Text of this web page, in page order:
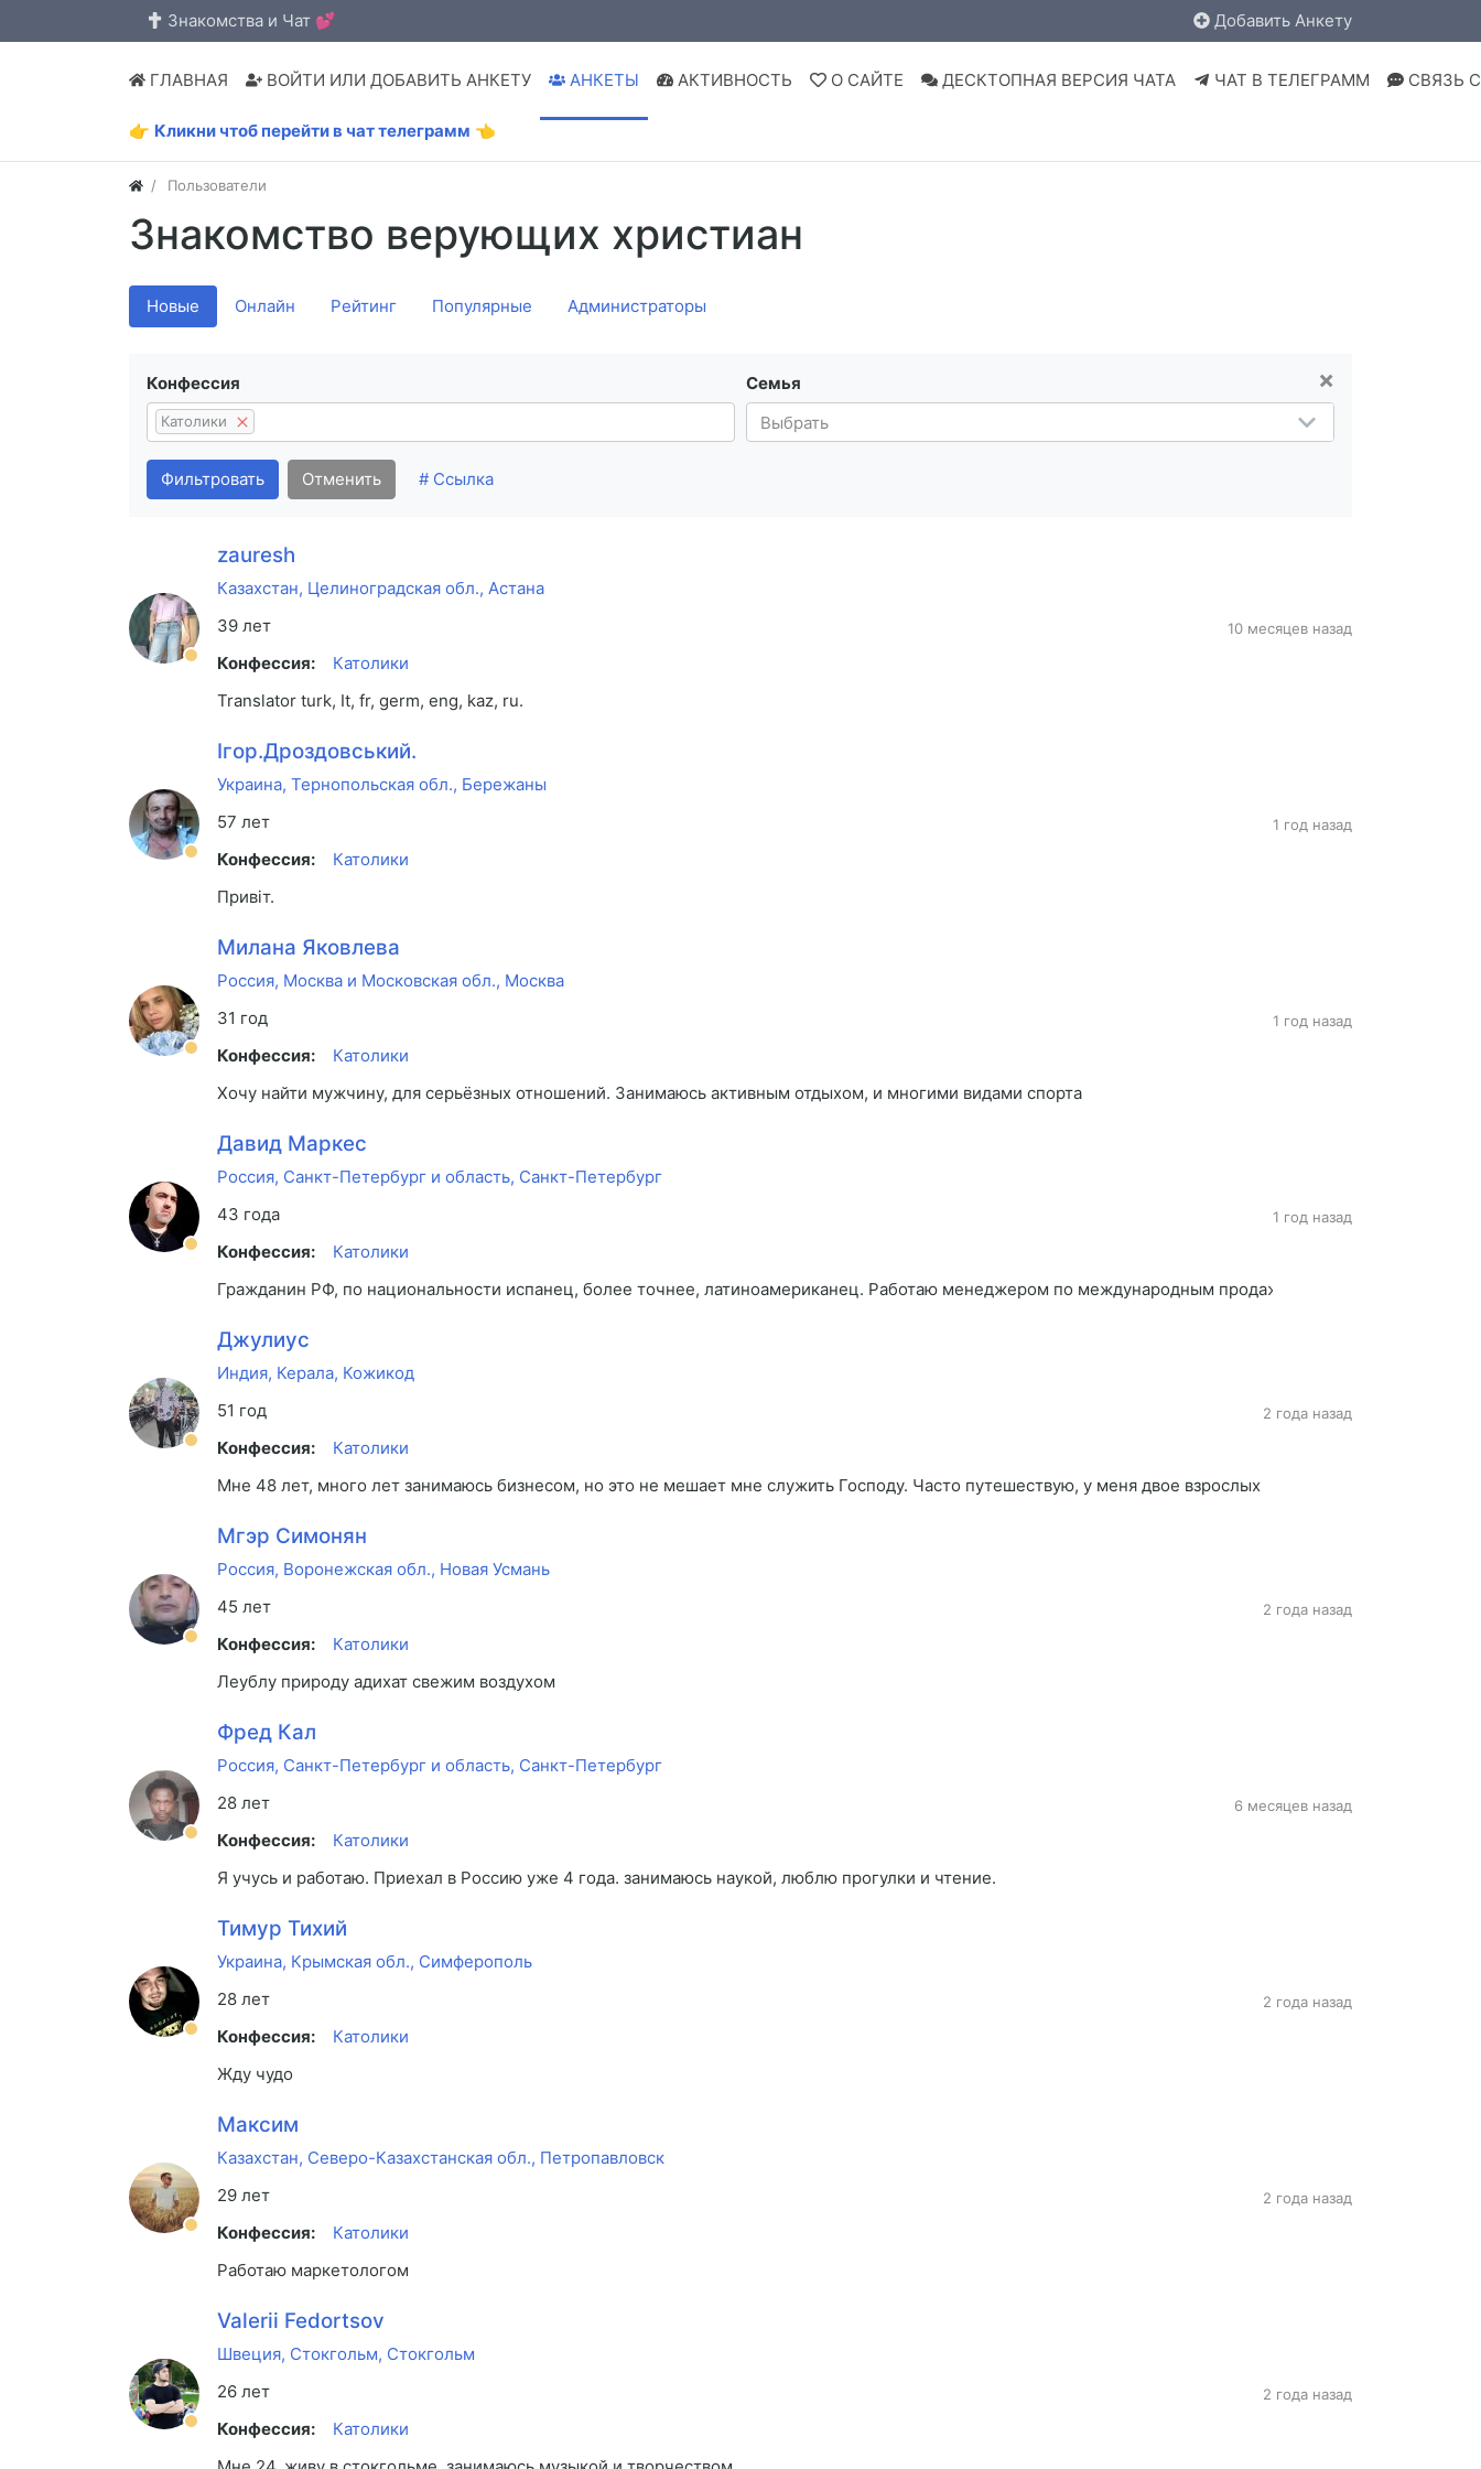
Знакомства и Чат 💕 Добавить Анкету
ГЛАВНАЯ ВОЙТИ ИЛИ ДОБАВИТЬ АНКЕТУ АНКЕТЫ АКТИВНОСТЬ О САЙТЕ ДЕСКТОПНАЯ ВЕРСИЯ ЧАТА ЧАТ В ТЕЛЕГРАММ СВЯЗЬ
👉 Кликни чтоб перейти в чат телеграмм 👈
Пользователи
Знакомство верующих христиан
Новые Онлайн Рейтинг Популярные Администраторы
×
Конфессия
Католики
Семья
Выбрать
Фильтровать Отменить # Ссылка
zauresh
Казахстан, Целиноградская обл., Астана
39 лет
Конфессия:
Католики
Translator turk, It, fr, germ, eng, kaz, ru.
10 месяцев назад
Ігор.Дроздовський.
Украина, Тернопольская обл., Бережаны
57 лет
Конфессия:
Католики
Привіт.
1 год назад
Милана Яковлева
Россия, Москва и Московская обл., Москва
31 год
Конфессия:
Католики
Хочу найти мужчину, для серьёзных отношений. Занимаюсь активным отдыхом, и многими видами спорта
1 год назад
Давид Маркес
Россия, Санкт-Петербург и область, Санкт-Петербург
43 года
Конфессия:
Католики
Гражданин РФ, по национальности испанец, более точнее, латиноамериканец. Работаю менеджером по международным продажам на ИТ секторе в
1 год назад
Джулиус
Индия, Керала, Кожикод
51 год
Конфессия:
Католики
Мне 48 лет, много лет занимаюсь бизнесом, но это не мешает мне служить Господу. Часто путешествую, у меня двое взрослых детей и я разведен.
2 года назад
Мгэр Симонян
Россия, Воронежская обл., Новая Усмань
45 лет
Конфессия:
Католики
Леублу природу адихат свежим воздухом
2 года назад
Фред Кал
Россия, Санкт-Петербург и область, Санкт-Петербург
28 лет
Конфессия:
Католики
Я учусь и работаю. Приехал в Россию уже 4 года. занимаюсь наукой, люблю прогулки и чтение.
6 месяцев назад
Тимур Тихий
Украина, Крымская обл., Симферополь
28 лет
Конфессия:
Католики
Жду чудо
2 года назад
Максим
Казахстан, Северо-Казахстанская обл., Петропавловск
29 лет
Конфессия:
Католики
Работаю маркетологом
2 года назад
Valerii Fedortsov
Швеция, Стокгольм, Стокгольм
26 лет
Конфессия:
Католики
2 года назад